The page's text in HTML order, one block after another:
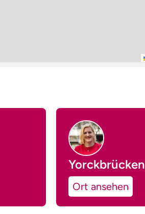
Yorckbrücken
Ort ansehen